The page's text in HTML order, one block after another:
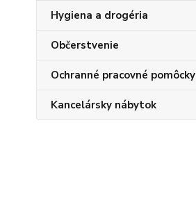
Hygiena a drogéria
Občerstvenie
Ochranné pracovné pomôcky
Kancelársky nábytok